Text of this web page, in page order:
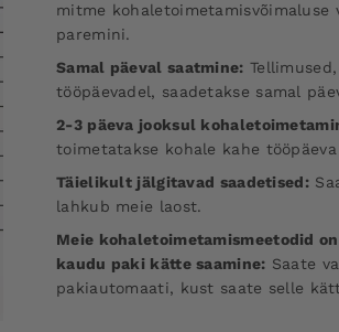
mitme kohaletoimetamisvõimaluse
paremini.
Samal päeval saatmine:
tööpäevadel, saadetakse samal
2-3 päeva jooksul
toimetatakse kohale kahe
Täielikult jälgitavad saadetised:
lahkub meie laost.
Meie kohaletoimetamismeetodid
kaudu paki kätte saamine: Saate
pakiautomaati, kust saate selle